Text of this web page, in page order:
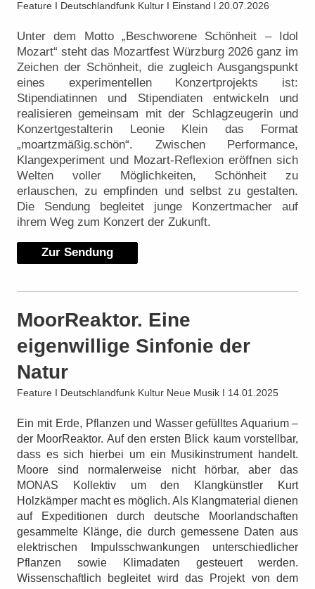
Feature I Deutschlandfunk Kultur I Einstand l 20.07.2026
Unter dem Motto „Beschworene Schönheit – Idol
Mozart“ steht das Mozartfest Würzburg 2026 ganz im
Zeichen der Schönheit, die zugleich Ausgangspunkt
eines experimentellen Konzertprojekts ist:
Stipendiatinnen und Stipendiaten entwickeln und
realisieren gemeinsam mit der Schlagzeugerin und
Konzertgestalterin Leonie Klein das Format
„moartzmäßig.schön“. Zwischen Performance,
Klangexperiment und Mozart-Reflexion eröffnen sich
Welten voller Möglichkeiten, Schönheit zu
erlauschen, zu empfinden und selbst zu gestalten.
Die Sendung begleitet junge Konzertmacher auf
ihrem Weg zum Konzert der Zukunft.
Zur Sendung
MoorReaktor. Eine
eigenwillige Sinfonie der
Natur
Feature I Deutschlandfunk Kultur Neue Musik I 14.01.2025
Ein mit Erde, Pflanzen und Wasser gefülltes Aquarium –
der MoorReaktor. Auf den ersten Blick kaum vorstellbar,
dass es sich hierbei um ein Musikinstrument handelt.
Moore sind normalerweise nicht hörbar, aber das
MONAS Kollektiv um den Klangkünstler Kurt
Holzkämper macht es möglich. Als Klangmaterial dienen
auf Expeditionen durch deutsche Moorlandschaften
gesammelte Klänge, die durch gemessene Daten aus
elektrischen Impulsschwankungen unterschiedlicher
Pflanzen sowie
Klimadaten gesteuert werden.
Wissenschaftlich begleitet wird das Projekt von dem